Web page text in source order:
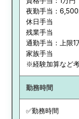
夜勤手当：
休日手当
残業手当
通勤手当：上限1
家族手当
※経験加算など
勤務時間
✅勤務時間